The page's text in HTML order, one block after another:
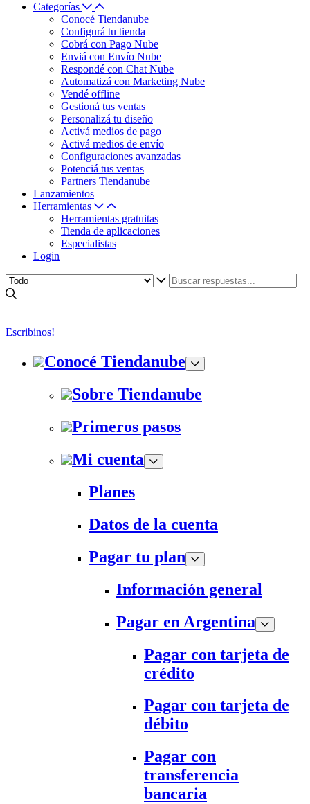
Categorías
Conocé Tiendanube
Configurá tu tienda
Cobrá con Pago Nube
Enviá con Envío Nube
Respondé con Chat Nube
Automatizá con Marketing Nube
Vendé offline
Gestioná tus ventas
Personalizá tu diseño
Activá medios de pago
Activá medios de envío
Configuraciones avanzadas
Potenciá tus ventas
Partners Tiendanube
Lanzamientos
Herramientas
Herramientas gratuitas
Tienda de aplicaciones
Especialistas
Login
Escribinos!
Conocé Tiendanube
Sobre Tiendanube
Primeros pasos
Mi cuenta
Planes
Datos de la cuenta
Pagar tu plan
Información general
Pagar en Argentina
Pagar con tarjeta de
crédito
Pagar con tarjeta de
débito
Pagar con
transferencia
bancaria